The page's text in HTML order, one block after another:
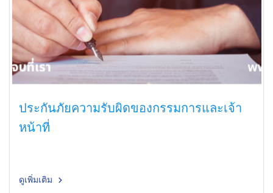
ประกันภัยความรับผิดของกรรมการและเจ้า
หน้าที่
ดูเพิ่มเติม